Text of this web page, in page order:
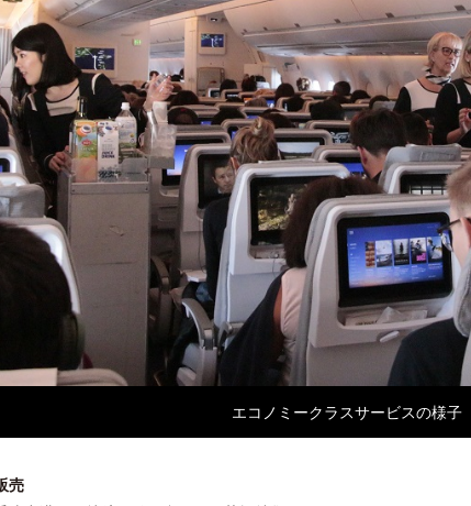
エコノミークラスサービスの様子
売